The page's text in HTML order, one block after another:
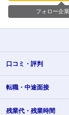
フォロー企
口コミ・ 評判
転職・ 中途面接
残業代・ 残業時間